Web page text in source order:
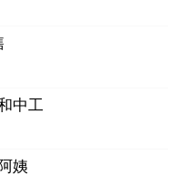
中工
姨